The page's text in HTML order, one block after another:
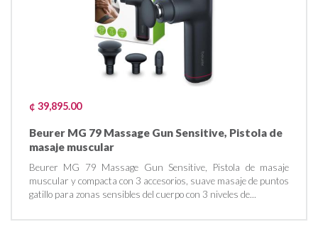
¢ 39,895.00
Beurer MG 79 Massage Gun Sensitive, Pistola de
masaje muscular
Beurer MG 79 Massage Gun Sensitive, Pistola de masaje
muscular y compacta con 3 accesorios, suave masaje de puntos
gatillo para zonas sensibles del cuerpo con 3 niveles de...